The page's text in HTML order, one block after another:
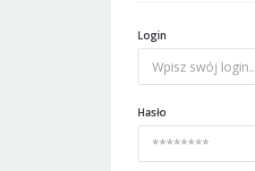
Login
Hasło